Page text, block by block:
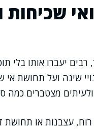
רבים יעברו אותו בלי
שינה ועל תחושת אי
מצטברים כמה
רוח, עצבנות או תחושת